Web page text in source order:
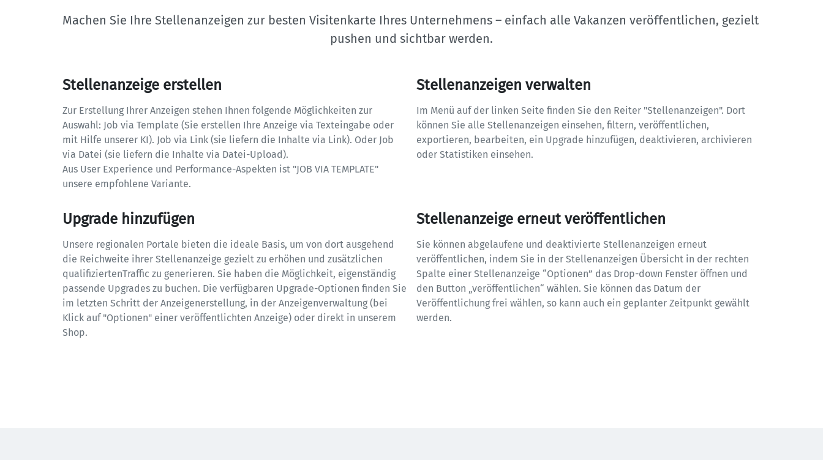
Machen Sie Ihre Stellenanzeigen zur besten Visitenkarte Ihres Unternehmens – einfach alle Vakanzen veröffentlichen, gezielt
pushen und sichtbar werden.
Stellenanzeige erstellen
Zur Erstellung Ihrer Anzeigen stehen Ihnen folgende Möglichkeiten zur
Auswahl: Job via Template (Sie erstellen Ihre Anzeige via Texteingabe oder
mit Hilfe unserer KI). Job via Link (sie liefern die Inhalte via Link). Oder Job
via Datei (sie liefern die Inhalte via Datei-Upload).
Aus User Experience und Performance-Aspekten ist "JOB VIA TEMPLATE"
unsere empfohlene Variante.
Stellenanzeigen verwalten
Im Menü auf der linken Seite finden Sie den Reiter "Stellenanzeigen". Dort
können Sie alle Stellenanzeigen einsehen, filtern, veröffentlichen,
exportieren, bearbeiten, ein Upgrade hinzufügen, deaktivieren, archivieren
oder Statistiken einsehen.
Upgrade hinzufügen
Unsere regionalen Portale bieten die ideale Basis, um von dort ausgehend
die Reichweite ihrer Stellenanzeige gezielt zu erhöhen und zusätzlichen
qualifiziertenTraffic zu generieren. Sie haben die Möglichkeit, eigenständig
passende Upgrades zu buchen. Die verfügbaren Upgrade-Optionen finden Sie
im letzten Schritt der Anzeigenerstellung, in der Anzeigenverwaltung (bei
Klick auf "Optionen" einer veröffentlichten Anzeige) oder direkt in unserem
Shop.
Stellenanzeige erneut veröffentlichen
Sie können abgelaufene und deaktivierte Stellenanzeigen erneut
veröffentlichen, indem Sie in der Stellenanzeigen Übersicht in der rechten
Spalte einer Stellenanzeige “Optionen” das Drop-down Fenster öffnen und
den Button „veröffentlichen“ wählen. Sie können das Datum der
Veröffentlichung frei wählen, so kann auch ein geplanter Zeitpunkt gewählt
werden.